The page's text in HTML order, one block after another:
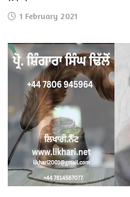
1 February 2021